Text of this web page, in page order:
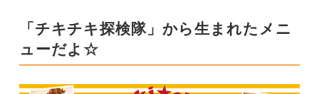
「チキチキ探検隊」から生まれたメニ
ューだよ☆